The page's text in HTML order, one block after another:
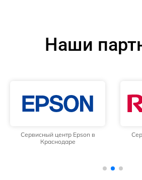
Наши
Сервисный центр Epson в
Краснодаре